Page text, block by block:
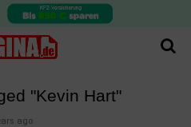
"Kevin Hart"
ago